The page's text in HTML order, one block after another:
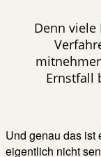
Denn viele
Ernstfall
Und genau das ist
eigentlich nicht